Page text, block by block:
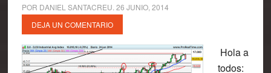
POR DANIEL SANTACREU 26 JUNIO, 2014
DEJA UN COMENTARIO
Hola a
todos: